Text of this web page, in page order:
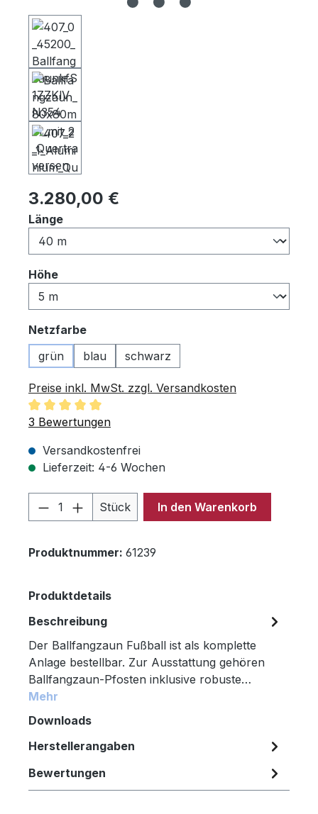
Regulärer Preis:
3.280,00 €
Längeauswählen
Höheauswählen
Netzfarbeauswählen
grün
blau schwarz
Preise inkl. MwSt. zzgl. Versandkosten
Durchschnittliche Bewertung von 5 von 5 Sternen
3 Bewertungen
Versandkostenfrei
Lieferzeit: 4-6 Wochen
Produkt Anzahl: Gib den
Stück In den Warenkorb
Produktnummer: 61239
Produktdetails
Beschreibung
Der Ballfangzaun Fußball ist als komplette
Anlage bestellbar. Zur Ausstattung gehören
Ballfangzaun-Pfosten inklusive robuste…
Mehr
Downloads
Herstellerangaben
Bewertungen